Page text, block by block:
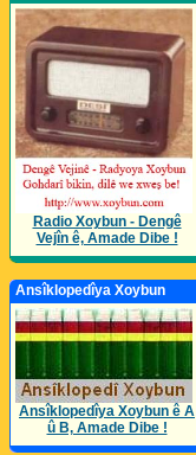
Radio Xoybun - Dengê
Vejîn ê, Amade Dibe !
Ansîklopedîya Xoybun
Ansîklopedîya Xoybun ê A
û B, Amade Dibe !